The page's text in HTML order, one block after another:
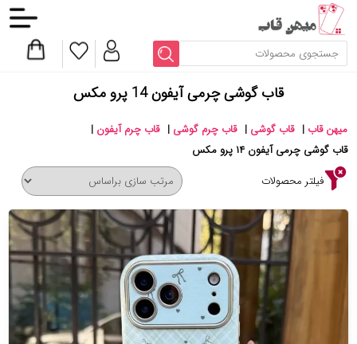
قاب گوشی چرمی آیفون 14 پرو مکس
میهن قاب | قاب گوشی | قاب چرم گوشی | قاب چرم آیفون |
قاب گوشی چرمی آیفون ۱۴ پرو مکس
فیلتر محصولات